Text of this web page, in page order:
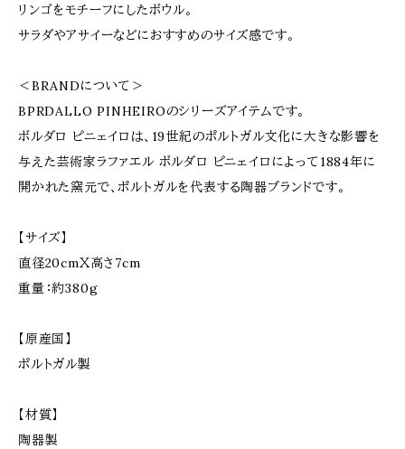
リンゴをモチーフにしたボウル。
サラダやアサイーなどにおすすめのサイズ感です。
＜BRANDについて＞
BPRDALLO PINHEIROのシリーズアイテムです。
ボルダロ ピニェイロは、19世紀のポルトガル文化に大きな影響を
与えた芸術家ラファエル ボルダロ ピニェイロによって1884年に
開かれた窯元で、ポルトガルを代表する陶器ブランドです。
【サイズ】
直径20cmＸ高さ7cm
重量：約380g
【原産国】
ポルトガル製
【材質】
陶器製